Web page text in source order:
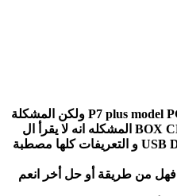
هاتف كوندور P7 plus model PGN523 Imei Invalid ولكن المشكلة
ليست في عملية الاصلاح فلديا BOX CM2 المشكله انه لا يقرأ ال
USB اطلاقا مع اني فعلت USB DEBUG و التعريفات كلها مصطبة
اود تفليشة عن طريق SD CARD فهل من طريقة أو حل أخر انعم